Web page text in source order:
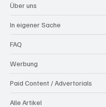
Über uns
In eigener Sache
FAQ
Werbung
Paid Content / Advertorials
Alle Artikel